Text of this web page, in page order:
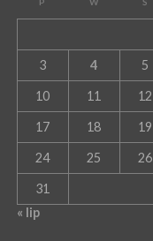
P W Ś
3 4 5
10 11 12
17 18 19
24 25 26
31
« lip